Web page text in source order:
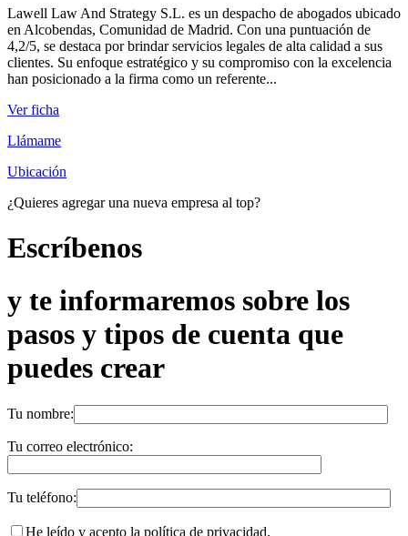
Lawell Law And Strategy S.L. es un despacho de abogados ubicado
en Alcobendas, Comunidad de Madrid. Con una puntuación de
4,2/5, se destaca por brindar servicios legales de alta calidad a sus
clientes. Su enfoque estratégico y su compromiso con la excelencia
han posicionado a la firma como un referente...
Ver ficha
Llámame
Ubicación
¿Quieres agregar una nueva empresa al top?
Escríbenos
y te informaremos sobre los
pasos y tipos de cuenta que
puedes crear
Tu nombre:
Tu correo electrónico:
Tu teléfono:
He leído y acepto la política de privacidad.